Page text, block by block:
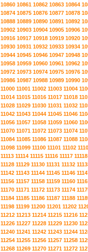
10860 10861 10862 10863 10864
10874 10875 10876 10877 10878
10888 10889 10890 10891 10892
10902 10903 10904 10905 10906
10916 10917 10918 10919 10920
10930 10931 10932 10933 10934
10944 10945 10946 10947 10948
10958 10959 10960 10961 10962
10972 10973 10974 10975 10976
10986 10987 10988 10989 10990
11000 11001 11002 11003 11004
11014 11015 11016 11017 11018
11028 11029 11030 11031 11032
11042 11043 11044 11045 11046
11056 11057 11058 11059 11060
11070 11071 11072 11073 11074
11084 11085 11086 11087 11088
11098 11099 11100 11101 11102
11113 11114 11115 11116 11117 11118
11128 11129 11130 11131 11132
11142 11143 11144 11145 11146
11156 11157 11158 11159 11160
11170 11171 11172 11173 11174
11184 11185 11186 11187 11188
11198 11199 11200 11201 11202
11212 11213 11214 11215 11216
11226 11227 11228 11229 11230
11240 11241 11242 11243 11244
11254 11255 11256 11257 11258
11268 11269 11270 11271 11272